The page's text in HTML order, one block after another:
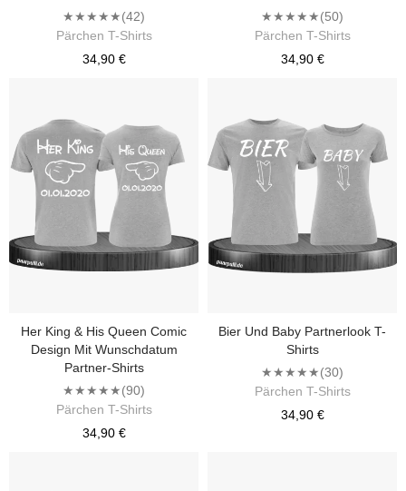
★★★★★(42)
Pärchen T-Shirts
34,90 €
★★★★★(50)
Pärchen T-Shirts
34,90 €
Her King & His Queen Comic
Design Mit Wunschdatum
Partner-Shirts
★★★★★(90)
Pärchen T-Shirts
34,90 €
Bier Und Baby Partnerlook T-
Shirts
★★★★★(30)
Pärchen T-Shirts
34,90 €